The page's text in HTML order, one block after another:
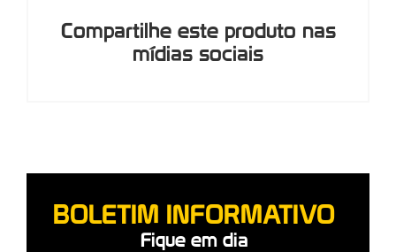
Compartilhe este produto nas
mídias sociais
BOLETIM INFORMATIVO
Fique em dia